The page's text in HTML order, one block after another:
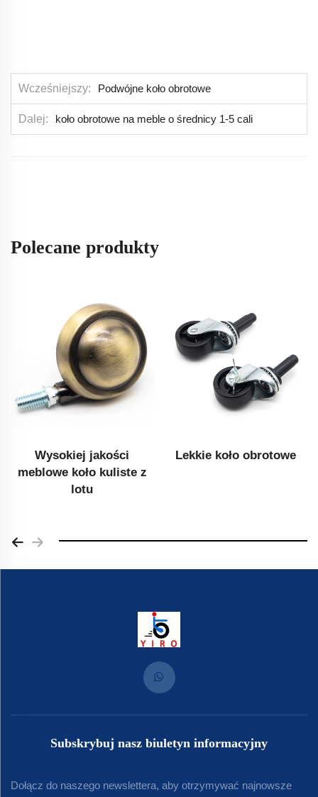
Wcześniejszy Podwójne koło obrotowe
Dalej koło obrotowe na meble o średnicy 1-5 cali
Polecane produkty
Wysokiej jakości
meblowe nogi
regulowane
Ciężkie koło obrotowe
Subskrybuj nasz biuletyn informacyjny
Dołącz do naszego newslettera, aby otrzymywać najnowsze